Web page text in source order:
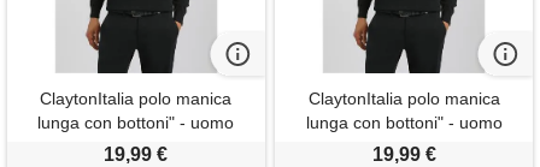
ClaytonItalia polo manica
lunga con bottoni" - uomo
19,99 €
ClaytonItalia polo manica
lunga con bottoni" - uomo
19,99 €